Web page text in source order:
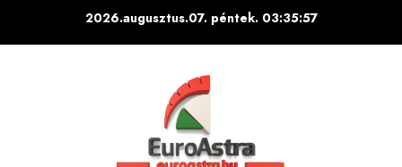
2026.augusztus.07. péntek. 03:35:58